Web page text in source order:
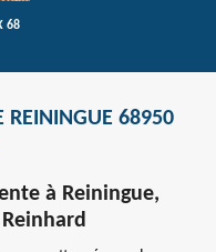
68
REININGUE 68950
à Reiningue,